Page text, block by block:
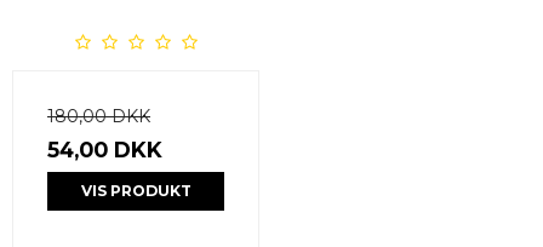
180,00 DKK
54,00 DKK
VIS PRODUKT